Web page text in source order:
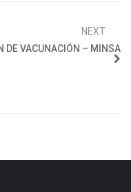
NEXT
DE VACUNACIÓN – MINSA